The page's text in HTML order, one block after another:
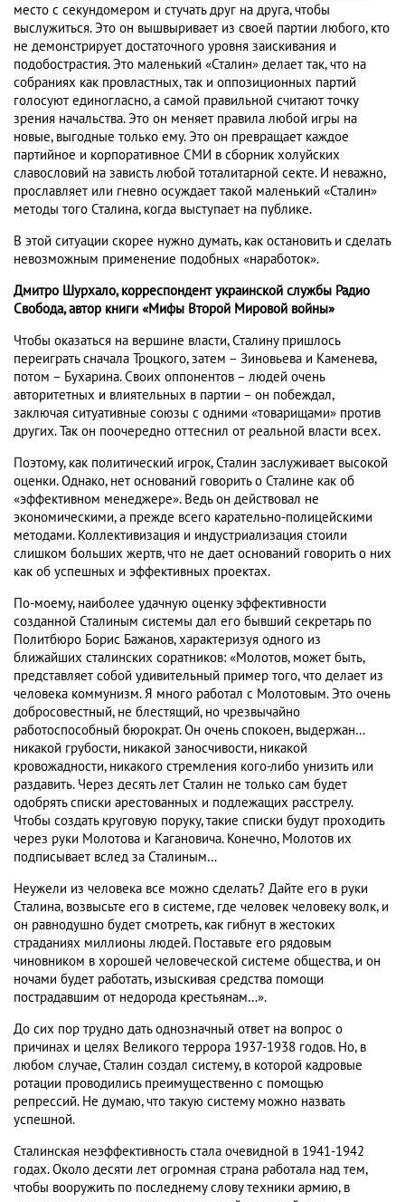
место с секундомером и стучать друг на друга, чтобы
выслужиться. Это он вышвыривает из своей партии любого, кто
не демонстрирует достаточного уровня заискивания и
подобострастия. Это маленький «Сталин» делает так, что на
собраниях как провластных, так и оппозиционных партий
голосуют единогласно, а самой правильной считают точку
зрения начальства. Это он меняет правила любой игры на
новые, выгодные только ему. Это он превращает каждое
партийное и корпоративное СМИ в сборник холуйских
славословий на зависть любой тоталитарной секте. И неважно,
прославляет или гневно осуждает такой маленький «Сталин»
методы того Сталина, когда выступает на публике.
В этой ситуации скорее нужно думать, как остановить и сделать
невозможным применение подобных «наработок».
Дмитро Шурхало, корреспондент украинской службы Радио
Свобода, автор книги «Мифы Второй Мировой войны»
Чтобы оказаться на вершине власти, Сталину пришлось
переиграть сначала Троцкого, затем – Зиновьева и Каменева,
потом – Бухарина. Своих оппонентов – людей очень
авторитетных и влиятельных в партии – он побеждал,
заключая ситуативные союзы с одними «товарищами» против
других. Так он поочередно оттеснил от реальной власти всех.
Поэтому, как политический игрок, Сталин заслуживает высокой
оценки. Однако, нет оснований говорить о Сталине как об
«эффективном менеджере». Ведь он действовал не
экономическими, а прежде всего карательно-полицейскими
методами. Коллективизация и индустриализация стоили
слишком больших жертв, что не дает оснований говорить о них
как об успешных и эффективных проектах.
По-моему, наиболее удачную оценку эффективности
созданной Сталиным системы дал его бывший секретарь по
Политбюро Борис Бажанов, характеризуя одного из
ближайших сталинских соратников: «Молотов, может быть,
представляет собой удивительный пример того, что делает из
человека коммунизм. Я много работал с Молотовым. Это очень
добросовестный, не блестящий, но чрезвычайно
работоспособный бюрократ. Он очень спокоен, выдержан…
никакой грубости, никакой заносчивости, никакой
кровожадности, никакого стремления кого-либо унизить или
раздавить. Через десять лет Сталин не только сам будет
одобрять списки арестованных и подлежащих расстрелу.
Чтобы создать круговую поруку, такие списки будут проходить
через руки Молотова и Кагановича. Конечно, Молотов их
подписывает вслед за Сталиным…
Неужели из человека все можно сделать? Дайте его в руки
Сталина, возвысьте его в системе, где человек человеку волк, и
он равнодушно будет смотреть, как гибнут в жестоких
страданиях миллионы людей. Поставьте его рядовым
чиновником в хорошей человеческой системе общества, и он
ночами будет работать, изыскивая средства помощи
пострадавшим от недорода крестьянам…».
До сих пор трудно дать однозначный ответ на вопрос о
причинах и целях Великого террора 1937-1938 годов. Но, в
любом случае, Сталин создал систему, в которой кадровые
ротации проводились преимущественно с помощью
репрессий. Не думаю, что такую систему можно назвать
успешной.
Сталинская неэффективность стала очевидной в 1941-1942
годах. Около десяти лет огромная страна работала над тем,
чтобы вооружить по последнему слову техники армию, в